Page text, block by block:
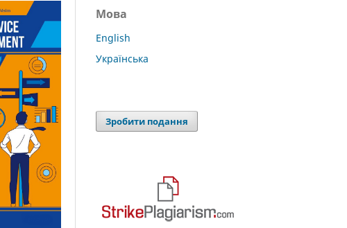
Мова
English
Українська
Зробити подання